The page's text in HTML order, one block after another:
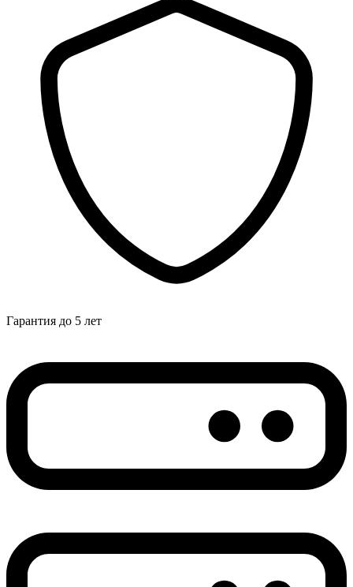
Гарантия до 5 лет